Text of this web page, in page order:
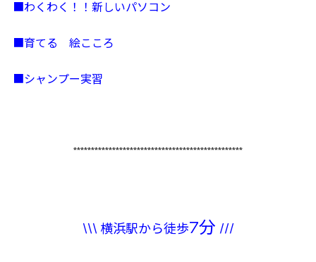
■わくわく！！新しいパソコン
■育てる 絵こころ
■シャンプー実習
************************************************
\\\ 横浜駅から徒歩7分 ///